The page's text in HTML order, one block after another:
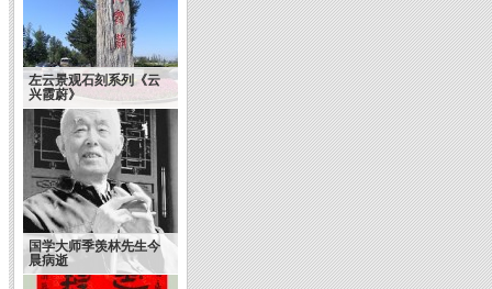
左云景观石刻系列《云
兴霞蔚》
国学大师季羡林先生今
晨病逝